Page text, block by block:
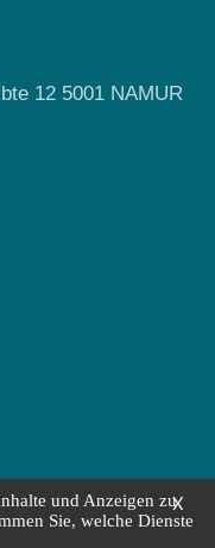
12 5001 NAMUR
X
und Anzeigen zu
Sie, welche Dienste